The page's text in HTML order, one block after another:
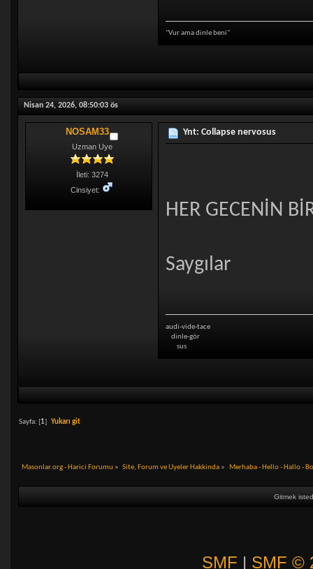
"Vur ama dinle beni"
Nisan 24, 2026, 08:50:03 ös
NOSAM33
Uzman Uye
İleti: 3274
Cinsiyet:
Ynt: Collapse nervosus
HER GECENİN
Saygılar
audi-vide-tace
dinle-gör
sus
Sayfa: [1] Yukarı git
Masonlar.org - Harici Forumu » Site, Forum ve Uyeler Hakkinda » Merhaba - Hello - Hallo -
Gitmek
SMF | SMF ©